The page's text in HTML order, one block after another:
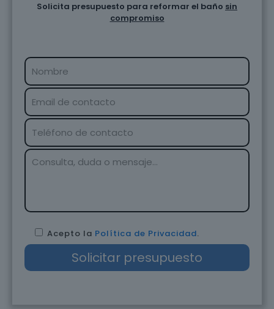
Solicita presupuesto para reformar el baño sin
compromiso
Acepto la Política de Privacidad.